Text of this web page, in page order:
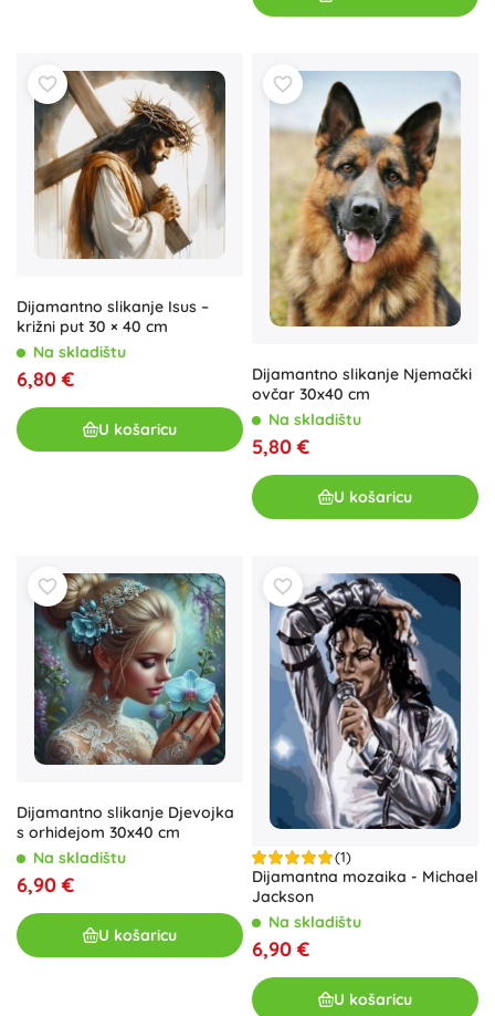
Dijamantno slikanje Isus –
križni put 30 × 40 cm
Na skladištu
6,80 €
U košaricu
Dijamantno slikanje Njemački
ovčar 30x40 cm
Na skladištu
5,80 €
U košaricu
Dijamantno slikanje Djevojka
s orhidejom 30x40 cm
Na skladištu
6,90 €
U košaricu
(1)
Dijamantna mozaika - Michael
Jackson
Na skladištu
6,90 €
U košaricu